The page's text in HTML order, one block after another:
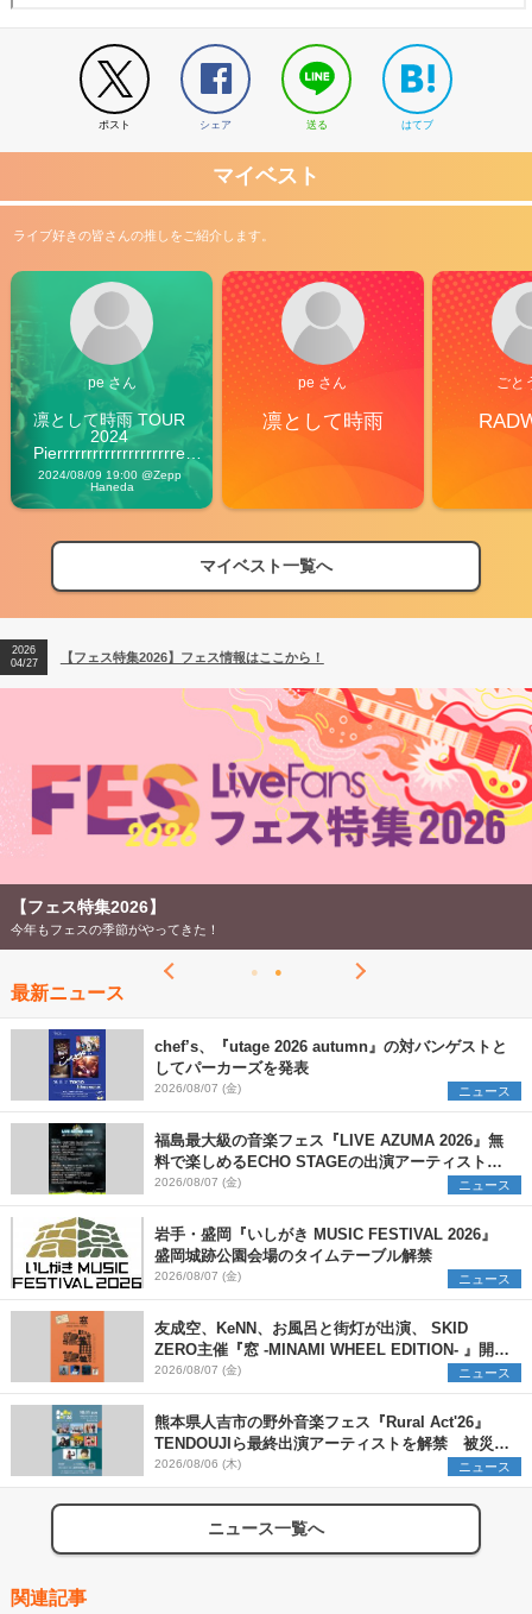
ポスト シェア 送る はてブ
マイベスト
ライブ好きの皆さんの推しをご紹介します。
pe さん
凛として時雨 TOUR
2024
Pierrrrrrrrrrrrrrrrrrrre
Vibes
2024/08/09 19:00 @Zepp
Haneda
pe さん
凛として時雨
ごと
マイベスト一覧へ
【フェス特集2026】フェス情報はここから！
【ライブ動員ランキング】2026年上半期編発表！
2026
04/27
【フェス特集2026】フェス情報はここから！
2026
【ライブ動員ランキング】2026年上半期編発表！
【フェス特集2026】
今年もフェスの季節がやってきた！
最新ニュース
chef’s、『utage 2026 autumn』の対バンゲストと
してパーカーズを発表
2026/08/07 (金) ニュース
福島最大級の音楽フェス『LIVE AZUMA 2026』無
料で楽しめるECHO STAGEの出演アーティストを
発表
2026/08/07 (金) ニュース
岩手・盛岡『いしがき MUSIC FESTIVAL 2026』
盛岡城跡公園会場のタイムテーブル解禁
2026/08/07 (金) ニュース
友成空、KeNN、お風呂と街灯が出演、 SKID
ZERO主催『窓 -MINAMI WHEEL EDITION- 』開催
決定
2026/08/07 (金) ニュース
熊本県人吉市の野外音楽フェス『Rural Act'26』
TENDOUJIら最終出演アーティストを解禁 被災地
支援プロジェクトの始動も発表
2026/08/06 (木) ニュース
ニュース一覧へ
関連記事